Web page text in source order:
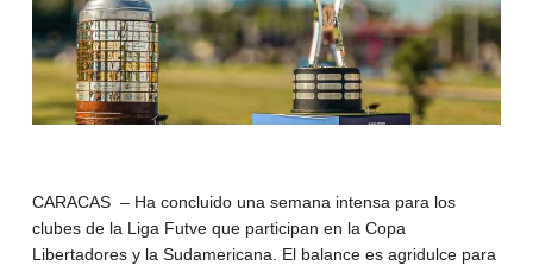
CARACAS – Ha concluido una semana intensa para los
clubes de la Liga Futve que participan en la Copa
Libertadores y la Sudamericana. El balance es agridulce para